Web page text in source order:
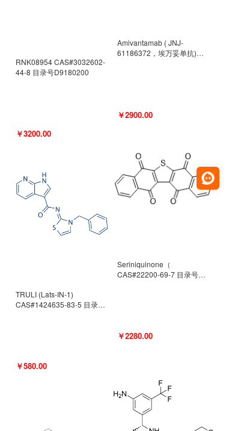
RNK08954 CAS#3032602-
44-8 目录号D9180200
￥3200.00
TRULI (Lats-IN-1)
CAS#1424635-83-5 目录号
￥580.00
Amivantamab ( JNJ-
61186372，埃万妥单抗)
￥2900.00
Seriniquinone（
CAS#22200-69-7 目录号
￥2280.00